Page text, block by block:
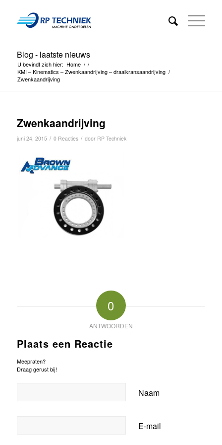
Blog - laatste nieuws
U bevindt zich hier: Home / /
KMI – Kinematics – Zwenkaandrijving – draaikransaandrijving /
Zwenkaandrijving
Zwenkaandrijving
juni 24, 2015 / 0 Reacties / door RP Techniek
0
ANTWOORDEN
Plaats een Reactie
Meepraten?
Draag gerust bij!
Naam
E-mail